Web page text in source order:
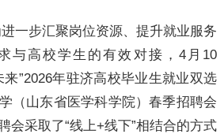
一步汇聚岗位资源、提升就业服务
与高校学生的有效对接，4月10
来”2026年驻济高校毕业生就业双选
（山东省医学科学院）春季招聘会
会采取了“线上+线下”相结合的方式